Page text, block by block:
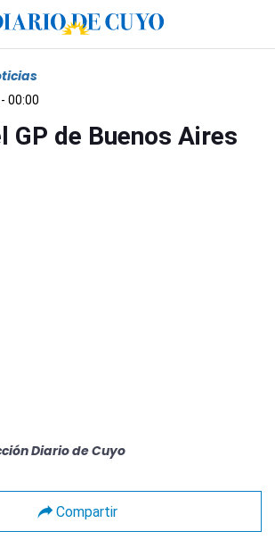
00:00
GP de Buenos Aires
Diario de Cuyo
Compartir